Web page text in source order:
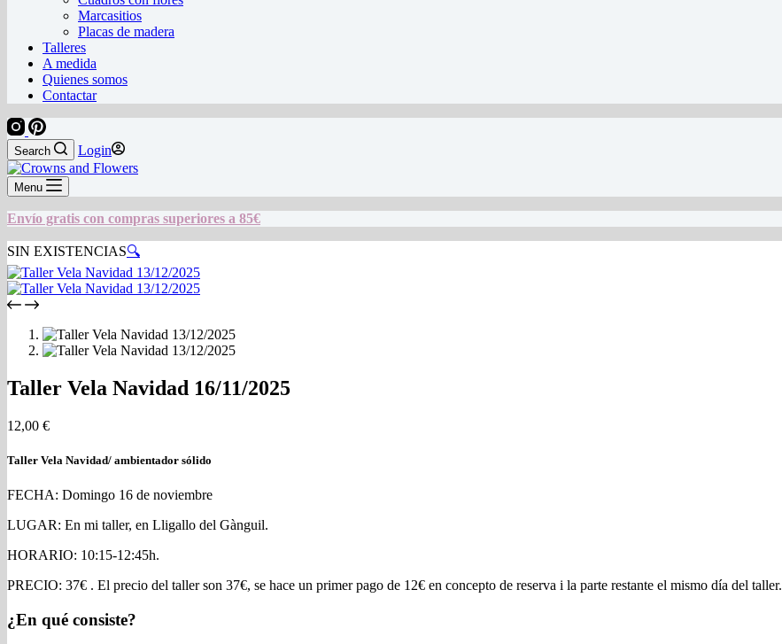
Marcasitios
Placas de madera
Talleres
A medida
Quienes somos
Contactar
Search Login
Menu
Envío gratis con compras superiores a 85€
SIN EXISTENCIAS🔍
Taller Vela Navidad 16/11/2025
12,00 €
Taller Vela Navidad/ ambientador sólido
FECHA: Domingo 16 de noviembre
LUGAR: En mi taller, en Lligallo del Gànguil.
HORARIO: 10:15-12:45h.
PRECIO: 37€ . El precio del taller son 37€, se hace un primer pago de 12€ en concepto de reserva i la parte restante el mismo día del taller.
¿En qué consiste?